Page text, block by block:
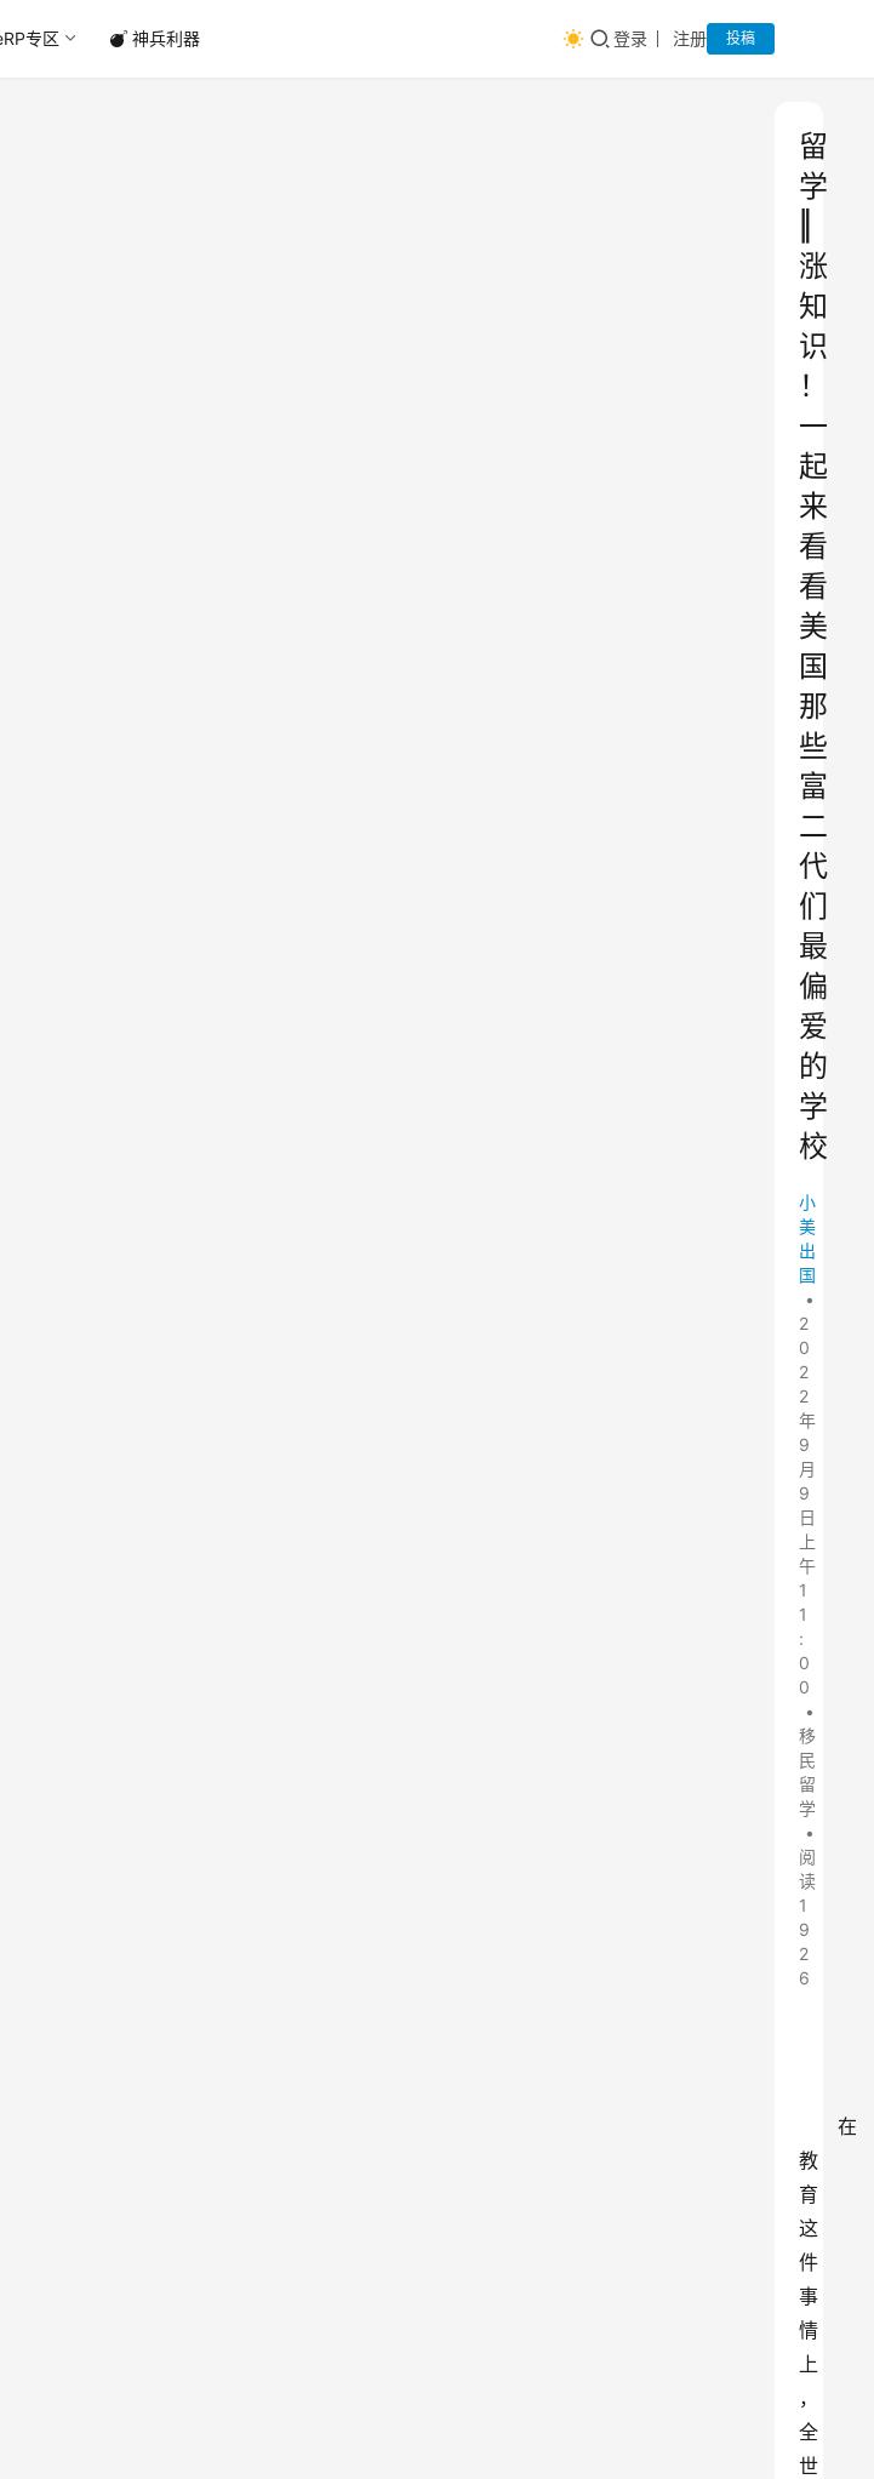
专区 神兵利器 登录 注册 投稿
留
学
涨
知
识
！
一
起
来
看
看
美
国
那
些
富
二
代
们
最
偏
爱
的
学
校
小
美
出
国
•
2
0
2
2
年
9
月
9
日
上
午
1
1
:
0
0
•
移
民
留
学
•
阅
读
1
9
2
6
在
教
育
这
件
事
情
上
，
全
世